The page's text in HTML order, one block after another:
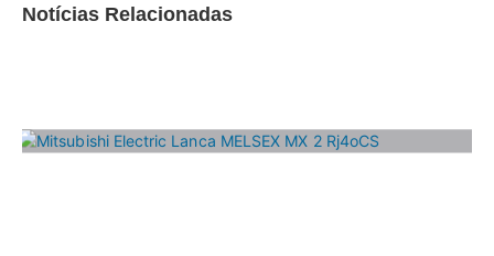
Notícias Relacionadas